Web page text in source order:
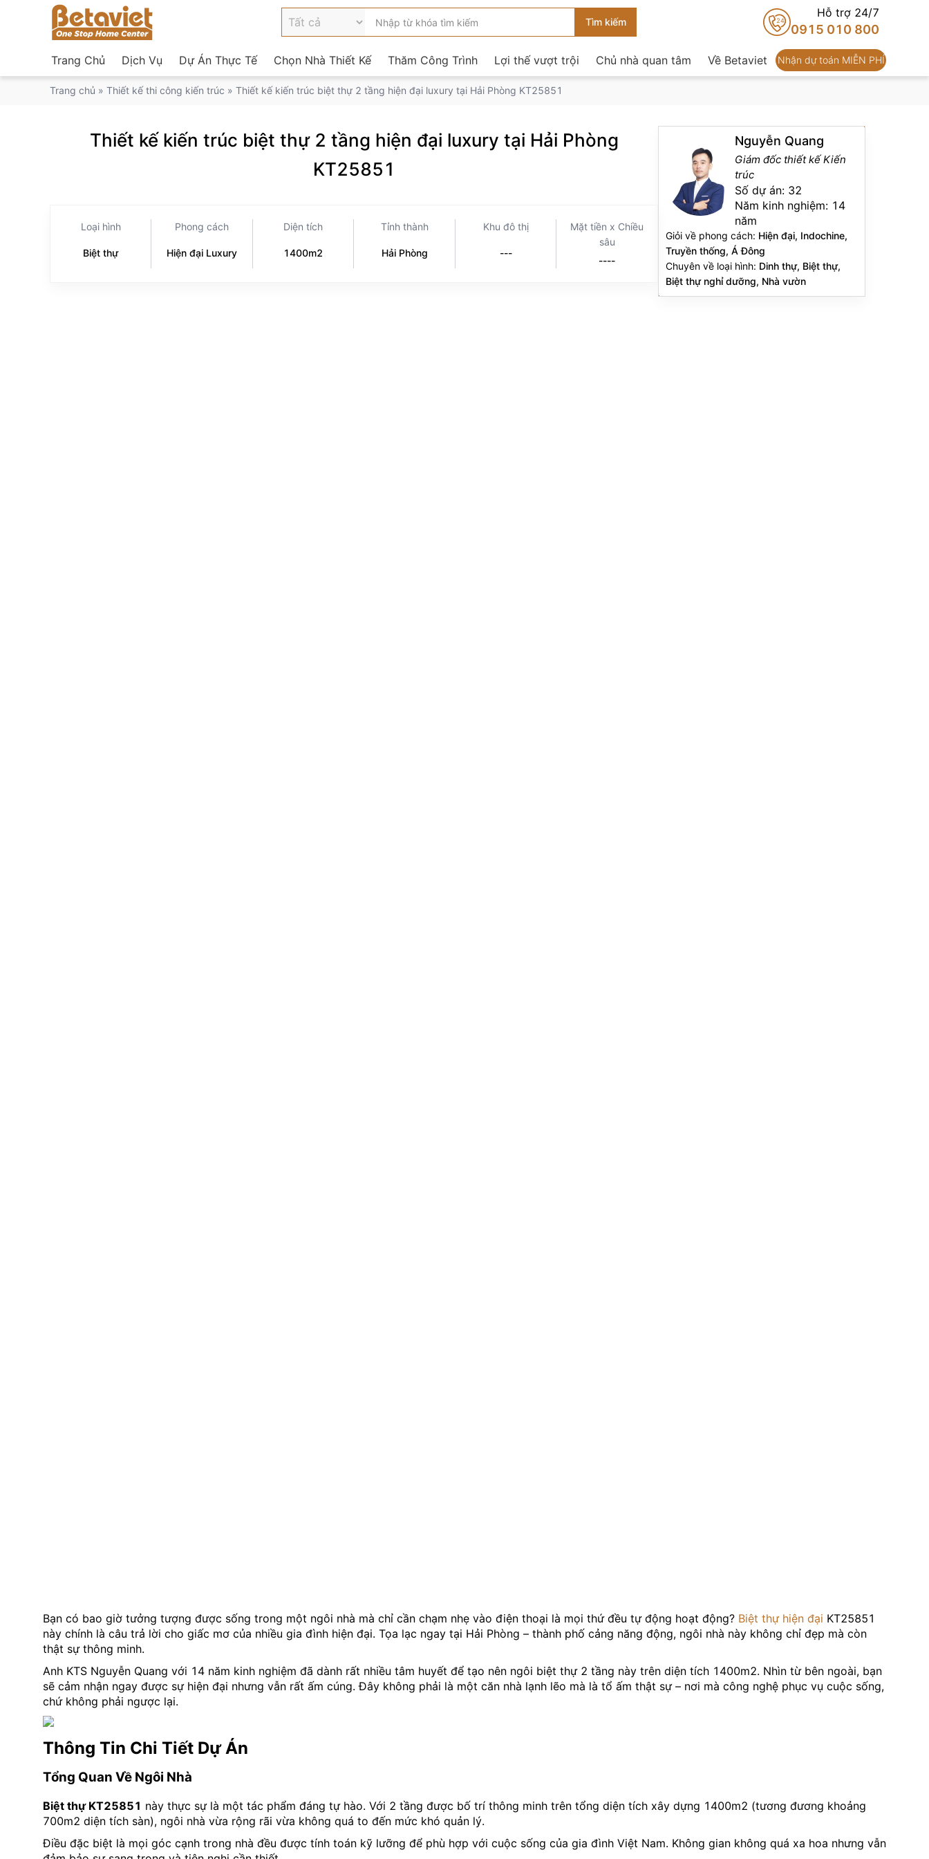
24
Hỗ trợ 24/7
0915 010 800
Trang Chủ Dịch Vụ Dự Án Thực Tế Chọn Nhà Thiết Kế Thăm Công Trình Lợi thế vượt trội Chủ nhà quan tâm Về Betaviet Nhận dự toán MIỄN PHÍ
Trang chủ » Thiết kế thi công kiến trúc » Thiết kế kiến trúc biệt thự 2 tầng hiện đại luxury tại Hải Phòng KT25851
Thiết kế kiến trúc biệt thự 2 tầng hiện đại luxury tại Hải Phòng
KT25851
Loại hình
Biệt thự
Phong cách
Hiện đại Luxury
Diện tích
1400m2
Tỉnh thành
Hải Phòng
Khu đô thị
---
Mặt tiền x Chiều
sâu
----
Nguyễn Quang
Giám đốc thiết kế Kiến
trúc
Số dự án: 32
Năm kinh nghiệm: 14
năm
Giỏi về phong cách: Hiện đại, Indochine,
Truyền thống, Á Đông
Chuyên về loại hình: Dinh thự, Biệt thự,
Biệt thự nghỉ dưỡng, Nhà vườn
Bạn có bao giờ tưởng tượng được sống trong một ngôi nhà mà chỉ cần chạm nhẹ vào điện thoại là mọi thứ đều tự động hoạt động? Biệt thự hiện đại KT25851
này chính là câu trả lời cho giấc mơ của nhiều gia đình hiện đại. Tọa lạc ngay tại Hải Phòng – thành phố cảng năng động, ngôi nhà này không chỉ đẹp mà còn
thật sự thông minh.
Anh KTS Nguyễn Quang với 14 năm kinh nghiệm đã dành rất nhiều tâm huyết để tạo nên ngôi biệt thự 2 tầng này trên diện tích 1400m2. Nhìn từ bên ngoài, bạn
sẽ cảm nhận ngay được sự hiện đại nhưng vẫn rất ấm cúng. Đây không phải là một căn nhà lạnh lẽo mà là tổ ấm thật sự – nơi mà công nghệ phục vụ cuộc sống,
chứ không phải ngược lại.
Thông Tin Chi Tiết Dự Án
Tổng Quan Về Ngôi Nhà
Biệt thự KT25851 này thực sự là một tác phẩm đáng tự hào. Với 2 tầng được bố trí thông minh trên tổng diện tích xây dựng 1400m2 (tương đương khoảng
700m2 diện tích sàn), ngôi nhà vừa rộng rãi vừa không quá to đến mức khó quản lý.
Điều đặc biệt là mọi góc cạnh trong nhà đều được tính toán kỹ lưỡng để phù hợp với cuộc sống của gia đình Việt Nam. Không gian không quá xa hoa nhưng vẫn